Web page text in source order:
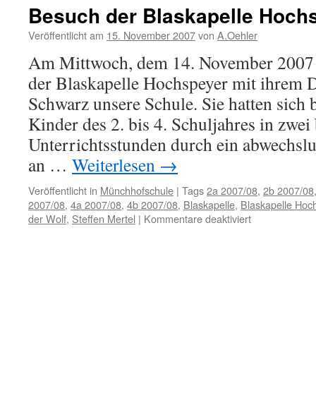
4b
Besuch der Blaskapelle
Veröffentlicht am 15. November 2007von A.Oehler
Am Mittwoch, dem 14. November
der Blaskapelle Hochspeyer mit ihrem
Schwarz unsere Schule. Sie hatten
Kinder des 2. bis 4. Schuljahres in zwei
Unterrichtsstunden durch ein
an … Weiterlesen →
Veröffentlicht in Münchhofschule | Tags2a 2007/08, 2b 2007/08
2007/08, 4a 2007/08, 4b 2007/08, Blaskapelle, Blaskapelle
der Wolf, Steffen Mertel | Kommentare deaktiviertfür